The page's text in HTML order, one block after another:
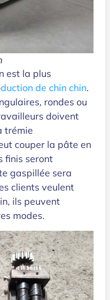
est la plus
de chin chin.
rondes ou
doivent
trémie
couper la pâte en
finis seront
gaspillée sera
clients veulent
ils peuvent
modes.